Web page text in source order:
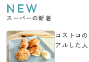
NEW
スーパーの新着
コストコ
アルした